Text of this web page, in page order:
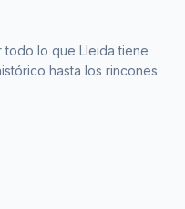
todo lo que Lleida tiene
hasta los rincones